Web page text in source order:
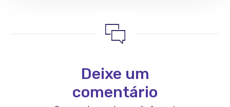
Deixe um
comentário